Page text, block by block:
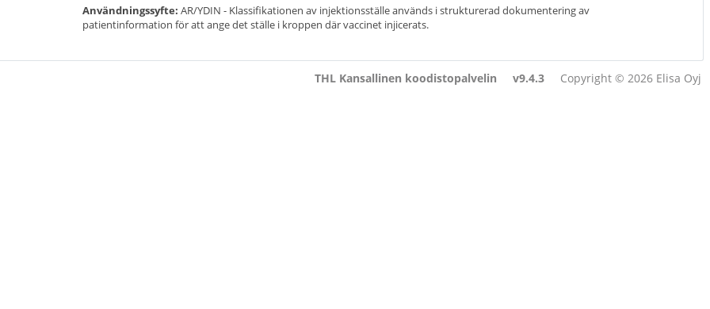
Användningssyfte: AR/YDIN - Klassifikationen av injektionsställe används i strukturerad dokumentering av
patientinformation för att ange det ställe i kroppen där vaccinet injicerats.
THL Kansallinen koodistopalvelin v9.4.3 Copyright © 2026 Elisa Oyj